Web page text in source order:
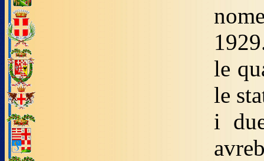
le
le
i